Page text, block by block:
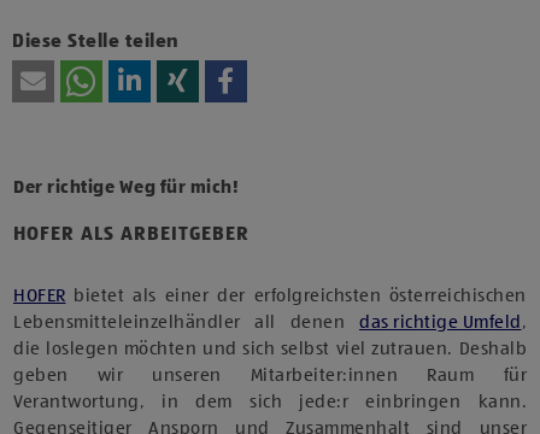
Diese Stelle teilen
HOFER ALS ARBEITGEBER
Der richtige Weg für mich!
HOFER bietet als einer der erfolgreichsten österreichischen
Lebensmitteleinzelhändler all denen das richtige Umfeld ,
die loslegen möchten und sich selbst viel zutrauen. Deshalb
geben wir unseren Mitarbeiter:innen Raum für
Verantwortung, in dem sich jede:r einbringen kann.
Gegenseitiger Ansporn und Zusammenhalt sind unser